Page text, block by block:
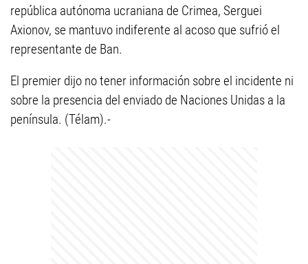
república autónoma ucraniana de Crimea, Serguei
Axionov, se mantuvo indiferente al acoso que sufrió el
representante de Ban.
El premier dijo no tener información sobre el incidente ni
sobre la presencia del enviado de Naciones Unidas a la
península. (Télam).-